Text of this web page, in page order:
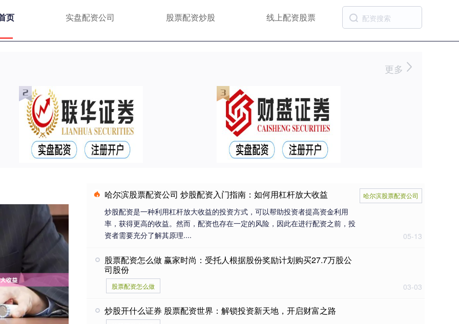
页 实盘配资公司 股票配资炒股 线上配资股票
更多
哈尔滨股票配资公司
哈尔滨股票配资公司 炒股配资入门指南：如何用杠杆放大收益
炒股配资是一种利用杠杆放大收益的投资方式，可以帮助投资者提高资金利用
率，获得更高的收益。然而，配资也存在一定的风险，因此在进行配资之前，投
资者需要充分了解其原理....
05-13
股票配资怎么做 赢家时尚：受托人根据股份奖励计划购买27.7万股公
司股份
股票配资怎么做 03-03
炒股开什么证券 股票配资世界：解锁投资新天地，开启财富之路